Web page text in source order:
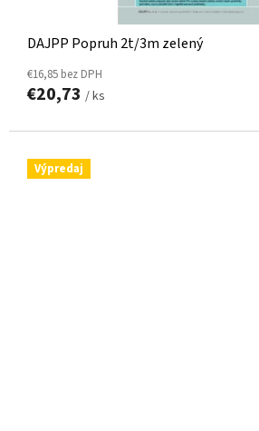
DAJPP Popruh 2t/3m zelený
€16,85 bez DPH
€20,73 / ks
Výpredaj